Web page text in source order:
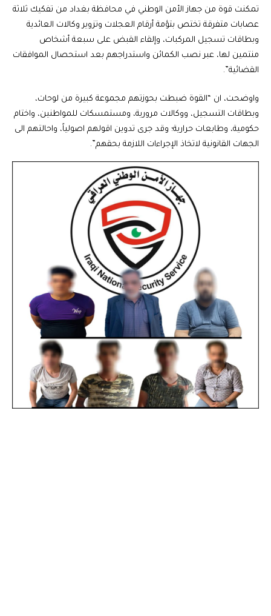
تمكنت قوة من جهاز الأمن الوطني في محافظة بغداد من تفكيك ثلاثة
عصابات متفرقة تختص بتؤمة أرقام العجلات وتزوير وكالات العائدية
وبطاقات تسجيل المركبات، وإلقاء القبض على سبعة أشخاص
منتمين لها، عبر نصب الكمائن واستدراجهم بعد استحصال الموافقات
القضائية”.
واوضحت، ان “القوة ضبطت بحوزتهم مجموعة كبيرة من لوحات،
وبطاقات التسجيل، ووكالات مرورية، ومستمسكات للمواطنين، واختام
حكومية، وطابعات حرارية؛ وقد جرى تدوين اقولهم اصولياً، واحالتهم الى
الجهات القانونية لاتخاذ الإجراءات اللازمة بحقهم”.